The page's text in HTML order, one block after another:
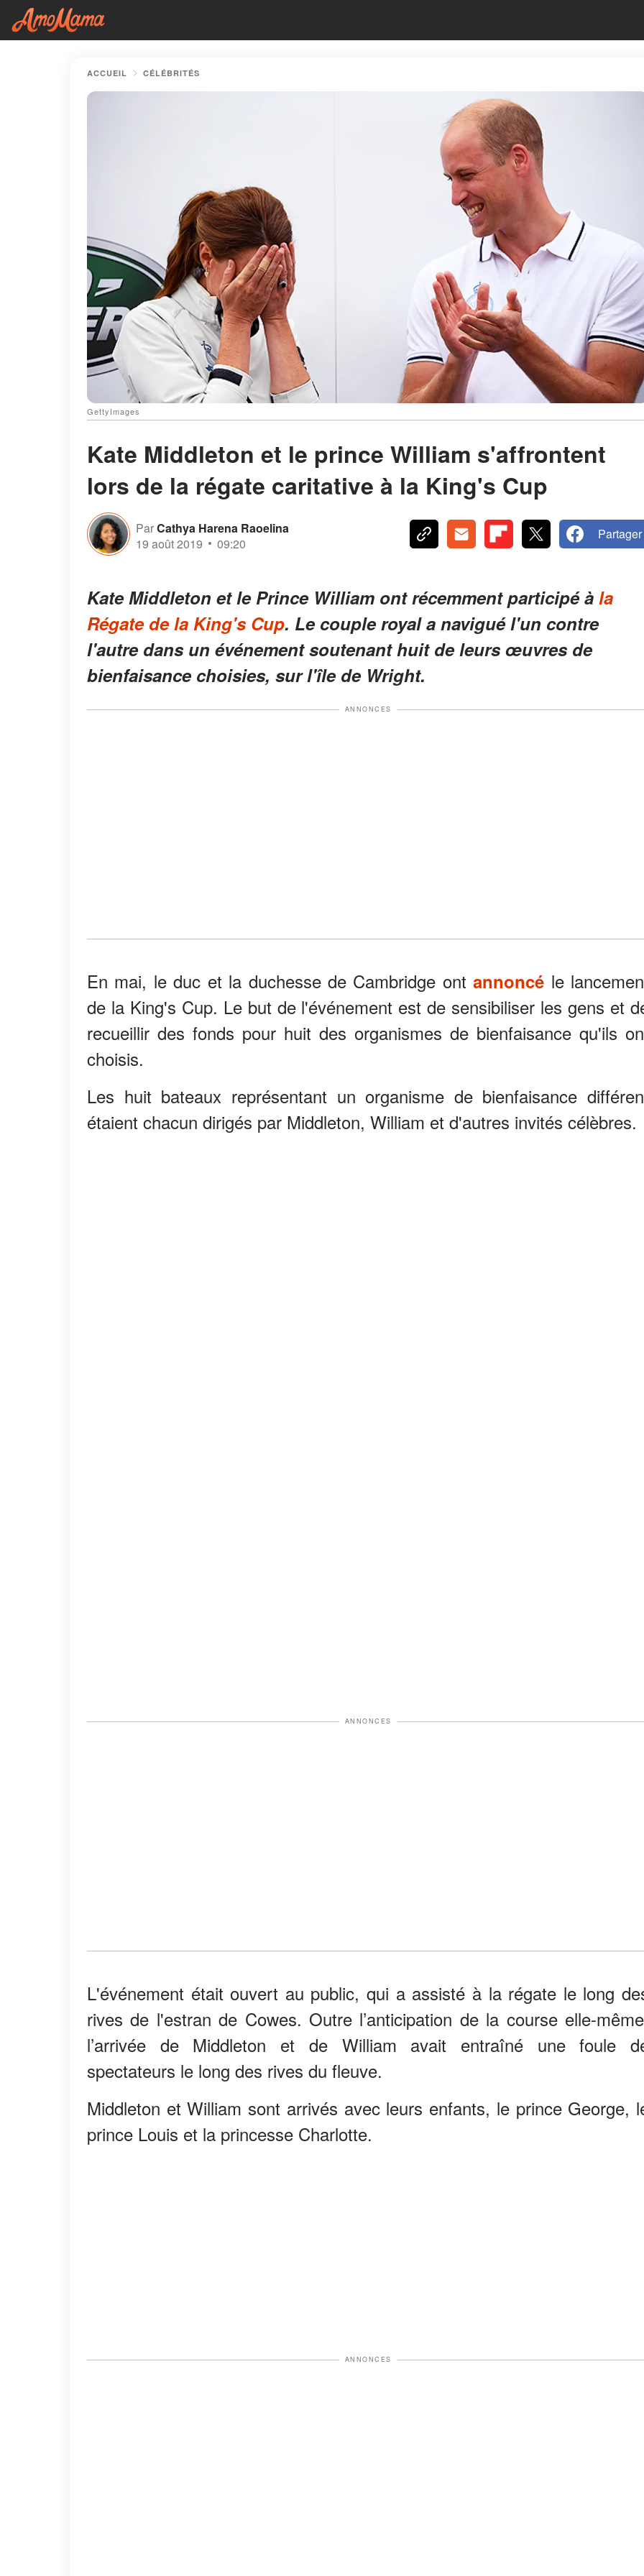
ACCUEIL CÉLÉBRITÉS
GettyImages
Kate Middleton et le prince William s'affrontent
lors de la régate caritative à la King's Cup
ParCathya Harena Raoelina
19 août 2019
09:20
Partager
Kate Middleton et le Prince William ont récemment participé à la
Régate de la King's Cup. Le couple royal a navigué l'un contre
l'autre dans un événement soutenant huit de leurs œuvres de
bienfaisance choisies, sur l'île de Wright.
ANNONCES
En mai, le duc et la duchesse de Cambridge ontannoncé le
de la King's Cup. Le but de l'événement est de sensibiliser les gens et
recueillir des fonds pour huit des organismes de bienfaisance qu'ils
choisis.
Les huit bateaux représentant un organisme de bienfaisance
étaient chacun dirigés par Middleton, William et d'autres invités célèbres.
ANNONCES
L'événement était ouvert au public, qui a assisté à la régate le long
rives de l'estran de Cowes. Outre l’anticipation de la course elle-
l’arrivée de Middleton et de William avait entraîné une foule
spectateurs le long des rives du fleuve.
Middleton et William sont arrivés avec leurs enfants, le prince George,
prince Louis et la princesse Charlotte.
ANNONCES